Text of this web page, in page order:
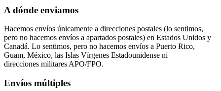
A dónde enviamos
Hacemos envíos únicamente a direcciones postales (lo sentimos,
pero no hacemos envíos a apartados postales) en Estados Unidos y
Canadá. Lo sentimos, pero no hacemos envíos a Puerto Rico,
Guam, México, las Islas Vírgenes Estadounidense ni
direcciones militares APO/FPO.
Envíos múltiples